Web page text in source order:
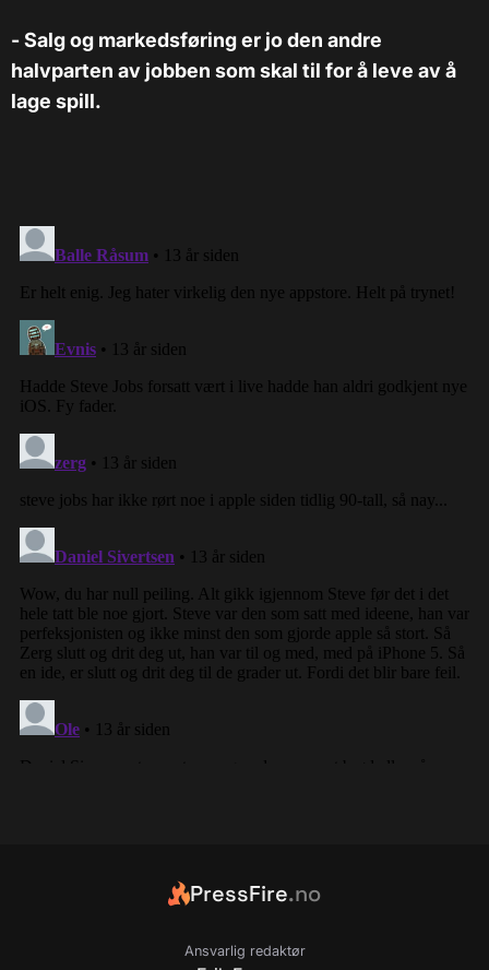
- Salg og markedsføring er jo den andre
halvparten av jobben som skal til for å leve av å
lage spill.
PressFire.no
Ansvarlig redaktør